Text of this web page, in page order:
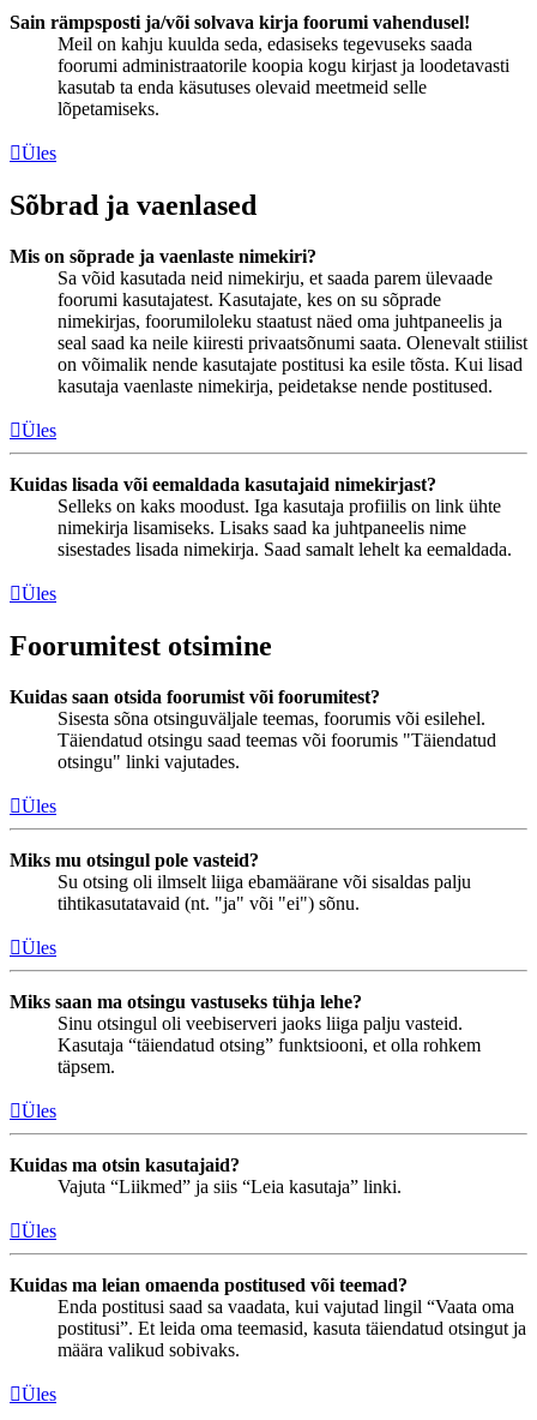
Sain rämpsposti ja/või solvava kirja foorumi vahendusel!
Meil on kahju kuulda seda, edasiseks tegevuseks saada
foorumi administraatorile koopia kogu kirjast ja loodetavasti
kasutab ta enda käsutuses olevaid meetmeid selle
lõpetamiseks.
Üles
Sõbrad ja vaenlased
Mis on sõprade ja vaenlaste nimekiri?
Sa võid kasutada neid nimekirju, et saada parem ülevaade
foorumi kasutajatest. Kasutajate, kes on su sõprade
nimekirjas, foorumiloleku staatust näed oma juhtpaneelis ja
seal saad ka neile kiiresti privaatsõnumi saata. Olenevalt stiilist
on võimalik nende kasutajate postitusi ka esile tõsta. Kui lisad
kasutaja vaenlaste nimekirja, peidetakse nende postitused.
Üles
Kuidas lisada või eemaldada kasutajaid nimekirjast?
Selleks on kaks moodust. Iga kasutaja profiilis on link ühte
nimekirja lisamiseks. Lisaks saad ka juhtpaneelis nime
sisestades lisada nimekirja. Saad samalt lehelt ka eemaldada.
Üles
Foorumitest otsimine
Kuidas saan otsida foorumist või foorumitest?
Sisesta sõna otsinguväljale teemas, foorumis või esilehel.
Täiendatud otsingu saad teemas või foorumis "Täiendatud
otsingu" linki vajutades.
Üles
Miks mu otsingul pole vasteid?
Su otsing oli ilmselt liiga ebamäärane või sisaldas palju
tihtikasutatavaid (nt. "ja" või "ei") sõnu.
Üles
Miks saan ma otsingu vastuseks tühja lehe?
Sinu otsingul oli veebiserveri jaoks liiga palju vasteid.
Kasutaja “täiendatud otsing” funktsiooni, et olla rohkem
täpsem.
Üles
Kuidas ma otsin kasutajaid?
Vajuta “Liikmed” ja siis “Leia kasutaja” linki.
Üles
Kuidas ma leian omaenda postitused või teemad?
Enda postitusi saad sa vaadata, kui vajutad lingil “Vaata oma
postitusi”. Et leida oma teemasid, kasuta täiendatud otsingut ja
määra valikud sobivaks.
Üles